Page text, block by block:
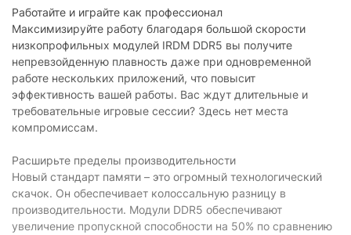
Работайте и играйте как профессионал
Максимизируйте работу благодаря большой скорости
низкопрофильных модулей IRDM DDR5 вы получите
непревзойденную плавность даже при одновременной
работе нескольких приложений, что повысит
эффективность вашей работы. Вас ждут длительные и
требовательные игровые сессии? Здесь нет места
компромиссам.
Расширьте пределы производительности
Новый стандарт памяти – это огромный технологический
скачок. Он обеспечивает колоссальную разницу в
производительности. Модули DDR5 обеспечивают
увеличение пропускной способности на 50% по сравнению